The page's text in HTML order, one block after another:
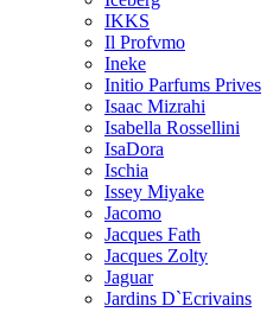
IKKS
Il Profvmo
Ineke
Initio Parfums Prives
Isaac Mizrahi
Isabella Rossellini
IsaDora
Ischia
Issey Miyake
Jacomo
Jacques Fath
Jacques Zolty
Jaguar
Jardins D`Ecrivains